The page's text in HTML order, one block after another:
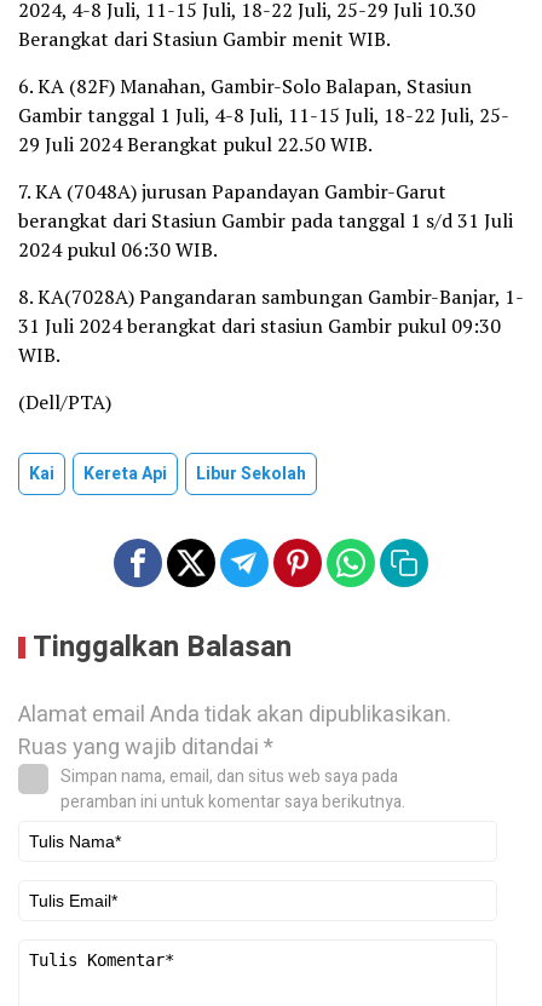
2024, 4-8 Juli, 11-15 Juli, 18-22 Juli, 25-29 Juli 10.30
Berangkat dari Stasiun Gambir menit WIB.
6. KA (82F) Manahan, Gambir-Solo Balapan, Stasiun
Gambir tanggal 1 Juli, 4-8 Juli, 11-15 Juli, 18-22 Juli, 25-
29 Juli 2024 Berangkat pukul 22.50 WIB.
7. KA (7048A) jurusan Papandayan Gambir-Garut
berangkat dari Stasiun Gambir pada tanggal 1 s/d 31 Juli
2024 pukul 06:30 WIB.
8. KA(7028A) Pangandaran sambungan Gambir-Banjar, 1-
31 Juli 2024 berangkat dari stasiun Gambir pukul 09:30
WIB.
(Dell/PTA)
Kai Kereta Api Libur Sekolah
Tinggalkan Balasan
Alamat email Anda tidak akan dipublikasikan.
Ruas yang wajib ditandai*
Simpan nama, email, dan situs web saya pada
peramban ini untuk komentar saya berikutnya.